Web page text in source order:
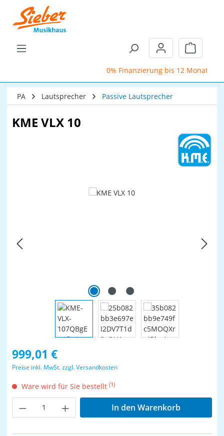
Zum Hauptinhalt springen
0% Finanzierung bis 12 Monate
PA Lautsprecher Passive Lautsprecher
KME VLX 10
Bildergalerie überspringen
Regulärer Preis:
999,01 €
Preise inkl. MwSt. zzgl. Versandkosten
Ware wird für Sie bestellt (1)
Produkt Anzahl: Gib den gewünschten
In den Warenkorb